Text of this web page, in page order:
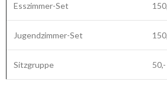
Esszimmer-Set
Jugendzimmer-Set
Sitzgruppe 50,-